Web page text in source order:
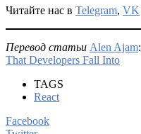
Читайте нас в Telegram, VK
Перевод статьи Alen Ajam:
That Developers Fall Into
TAGS
React
Facebook